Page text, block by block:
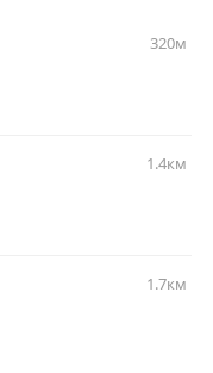
320м
1.4км
1.7км